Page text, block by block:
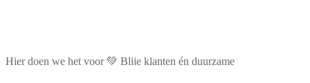
Hier doen we het voor 💚 Blije klanten én duurzame